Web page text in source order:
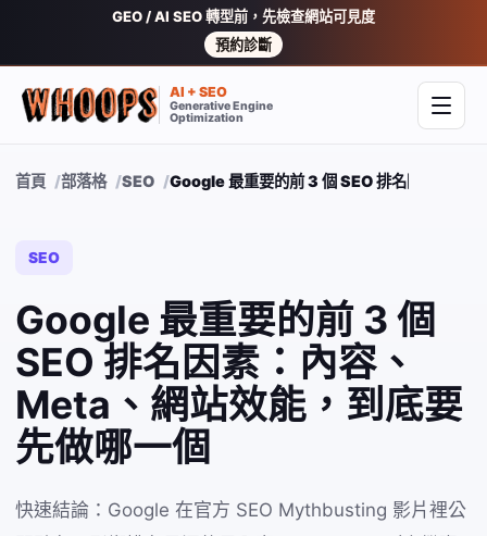
GEO / AI SEO 轉型前，先檢查網站可見度
預約診斷
AI + SEO
Generative Engine
Optimization
開啟
首頁 部落格 SEO Google 最重要的前 3 個 SEO 排名因素：內
SEO
Google 最重要的前 3 個
SEO 排名因素：內容、
Meta、網站效能，到底要
先做哪一個
快速結論：Google 在官方 SEO Mythbusting 影片裡公